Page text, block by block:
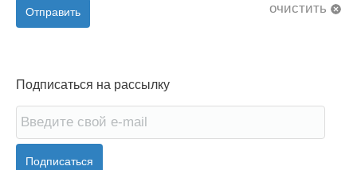
очистить
Отправить
Подписаться на рассылку
Подписаться